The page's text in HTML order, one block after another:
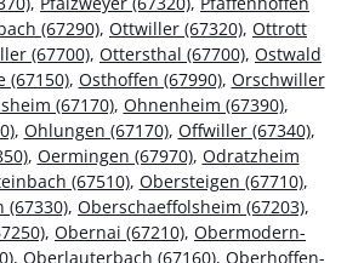
(67290), Ottwiller (67320), Ottrott
(67700), Ottersthal (67700), Ostwald
(67150), Osthoffen (67990), Orschwiller
(67170), Ohnenheim (67390),
, Ohlungen (67170), Offwiller (67340),
, Oermingen (67970), Odratzheim
(67510), Obersteigen (67710),
(67330), Oberschaeffolsheim (67203),
, Obernai (67210), Obermodern-
, Oberlauterbach (67160), Oberhoffen-